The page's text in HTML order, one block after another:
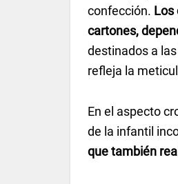
confección. Los
cartones,
destinados a
refleja la
En el aspecto
de la infantil
que también